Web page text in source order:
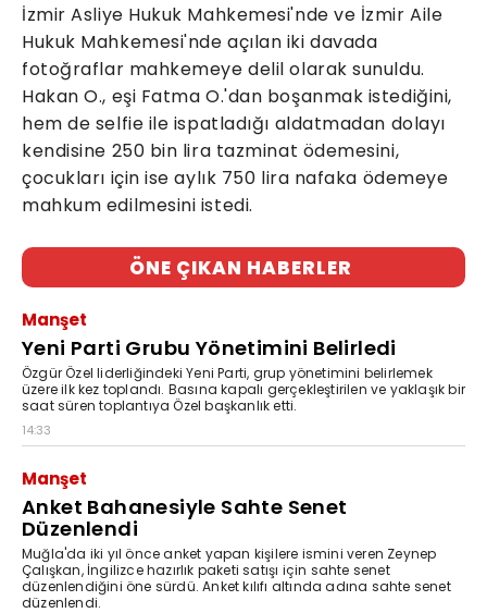
İzmir Asliye Hukuk Mahkemesi'nde ve İzmir Aile
Hukuk Mahkemesi'nde açılan iki davada
fotoğraflar mahkemeye delil olarak sunuldu.
Hakan O., eşi Fatma O.'dan boşanmak istediğini,
hem de selfie ile ispatladığı aldatmadan dolayı
kendisine 250 bin lira tazminat ödemesini,
çocukları için ise aylık 750 lira nafaka ödemeye
mahkum edilmesini istedi.
ÖNE ÇIKAN HABERLER
Manşet
Yeni Parti Grubu Yönetimini Belirledi
Özgür Özel liderliğindeki Yeni Parti, grup yönetimini belirlemek
üzere ilk kez toplandı. Basına kapalı gerçekleştirilen ve yaklaşık bir
saat süren toplantıya Özel başkanlık etti.
14:33
Manşet
Anket Bahanesiyle Sahte Senet
Düzenlendi
Muğla'da iki yıl önce anket yapan kişilere ismini veren Zeynep
Çalışkan, İngilizce hazırlık paketi satışı için sahte senet
düzenlendiğini öne sürdü. Anket kılıfı altında adına sahte senet
düzenlendi.